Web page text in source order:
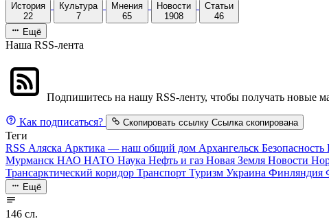
История
22
Культура
7
Мнения
65
Новости
1908
Статьи
46
Ещё
Наша RSS-лента
Подпишитесь на нашу RSS-ленту, чтобы получать новые
Как подписаться? Скопировать ссылку Ссылка скопирована
Теги
RSS Аляска Арктика — наш общий дом Архангельск Безопасность
Мурманск НАО НАТО Наука Нефть и газ Новая Земля Новости
Трансарктический коридор Транспорт Туризм Украина Финляндия
Ещё
146 сл.